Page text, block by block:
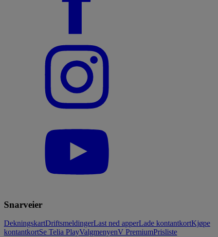
Snarveier
DekningskartDriftsmeldingerLast ned apperLade kontantkortKjøpe
kontantkortSe Telia PlayValgmenyenV PremiumPrisliste